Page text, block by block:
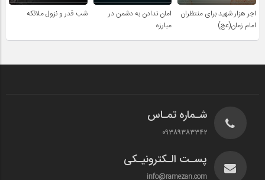
اجر هزار شهید برای منتظران
امام زمان(عج)
امان ندادن به دشمن در
مبارزه
شب قدر و نزول ملائکه
شـماره تمـاس
۰۹۳۸۹۳۸۳۳۴۲
پسـت الـکترونیـکی
info@ramezan.com